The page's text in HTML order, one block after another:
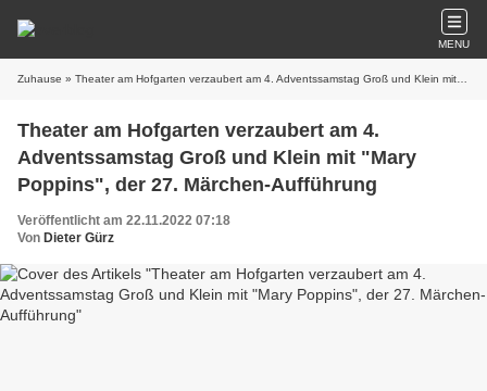
MENU
Zuhause » Theater am Hofgarten verzaubert am 4. Adventssamstag Groß und Klein mit "Mary Poppins", der 27. Märchen-Aufführung
Theater am Hofgarten verzaubert am 4.
Adventssamstag Groß und Klein mit "Mary
Poppins", der 27. Märchen-Aufführung
Veröffentlicht am 22.11.2022 07:18
Von Dieter Gürz